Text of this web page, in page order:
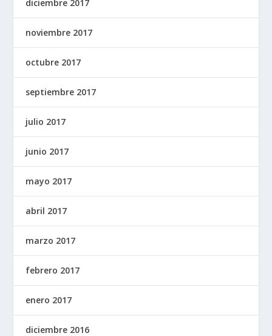
diciembre 2017
noviembre 2017
octubre 2017
septiembre 2017
julio 2017
junio 2017
mayo 2017
abril 2017
marzo 2017
febrero 2017
enero 2017
diciembre 2016